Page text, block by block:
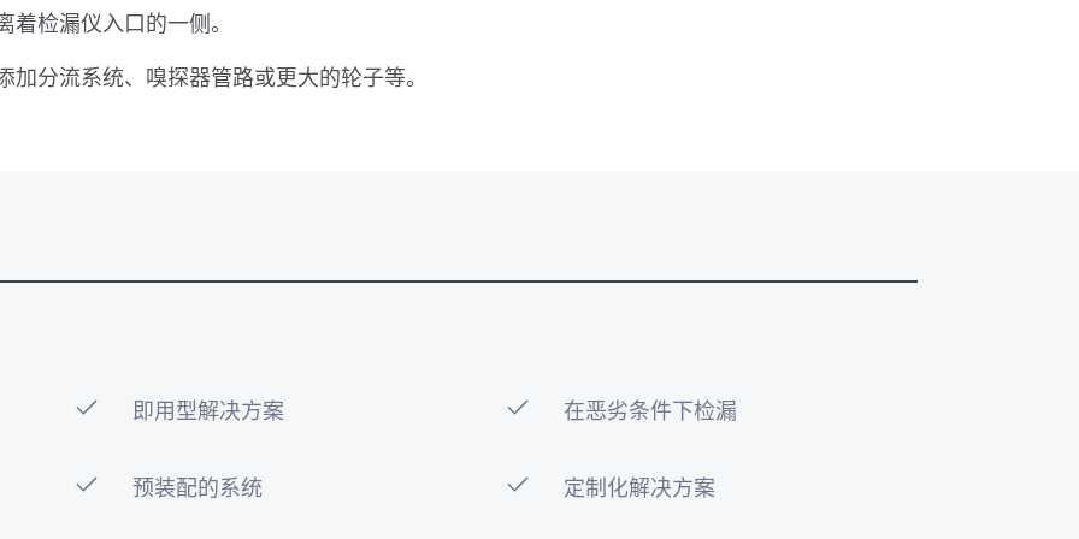
检漏仪入口的一侧。
分流系统、嗅探器管路或更大的轮子等。
即用型解决方案 在恶劣条件下检漏
预装配的系统 定制化解决方案